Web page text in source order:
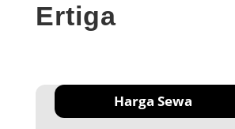
Ertiga
Harga Sewa